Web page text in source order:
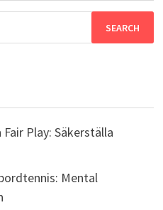
Play: Säkerställa
Mental